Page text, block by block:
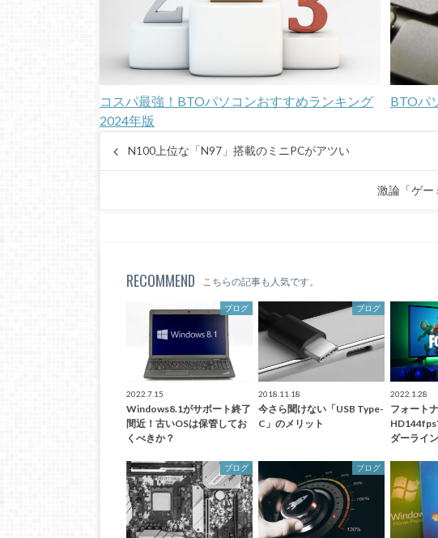
コスパ最強！BTOパソコンおすすめランキング
2024年版
BTOパ
N100上位な「N97」搭載のミニPCがアツい
激論「ゲー
RECOMMEND こちらの記事も人気です。
ブログ
2022.7.15
Windows8.1がサポート終了
間近！古いOSは保管してお
くべきか？
ブログ
2018.11.18
今さら聞けない「USB Type-
C」のメリット
2022.1.28
フォート
HD144fps
ダーライン
ブログ ブログ